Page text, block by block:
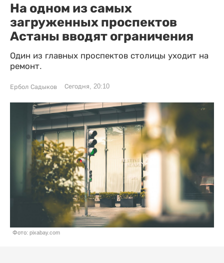
На одном из самых
загруженных проспектов
Астаны вводят ограничения
Один из главных проспектов столицы уходит на
ремонт.
Ербол Садыков Сегодня, 20:10
Фото: pixabay.com